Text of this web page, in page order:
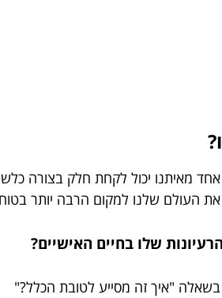
מאיתנו יכול לקחת חלק בצורה
את העולם שלנו למקום הרבה יותר
שלו בחיים האישיים?
"איך זה מסייע לטובת הכלל?"